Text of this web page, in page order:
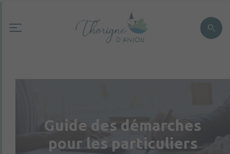
Guide des démarches
pour les particuliers